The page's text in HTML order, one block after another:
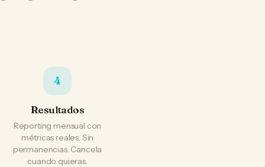
4
Resultados
Reporting mensual con
métricas reales. Sin
permanencias. Cancela
cuando quieras.